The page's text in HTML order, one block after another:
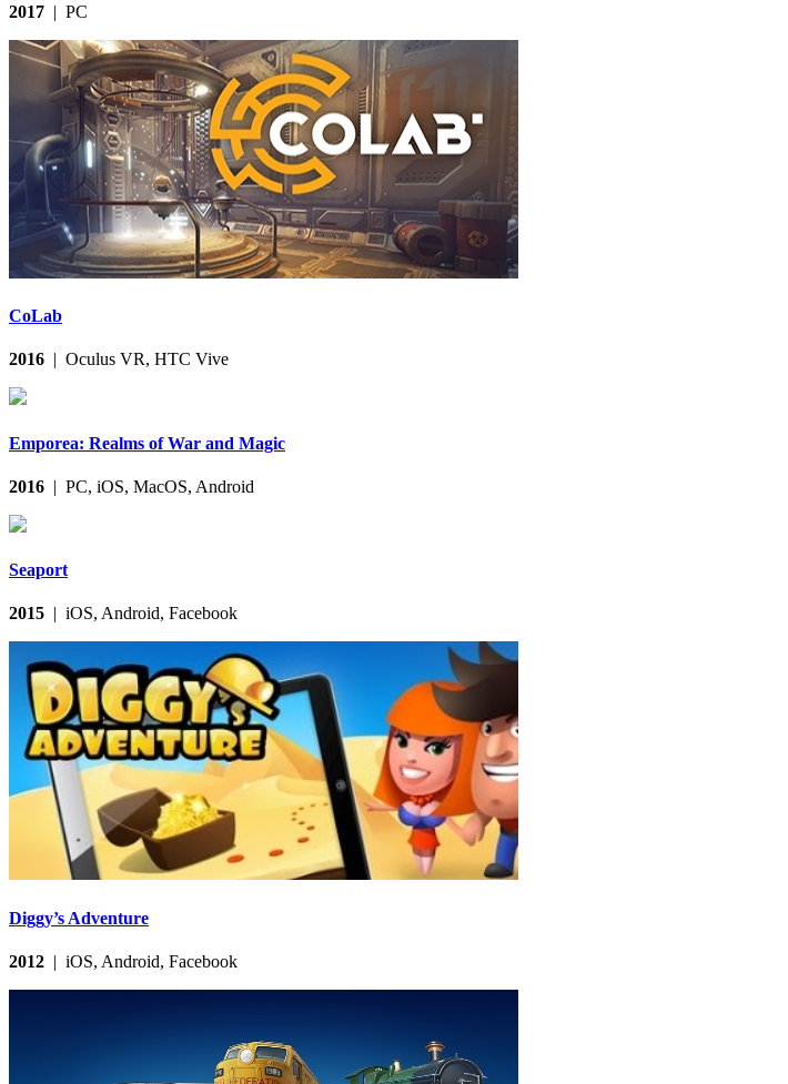
2017 | PC
CoLab
2016 | Oculus VR, HTC Vive
Emporea: Realms of War and Magic
2016 | PC, iOS, MacOS, Android
Seaport
2015 | iOS, Android, Facebook
Diggy’s Adventure
2012 | iOS, Android, Facebook